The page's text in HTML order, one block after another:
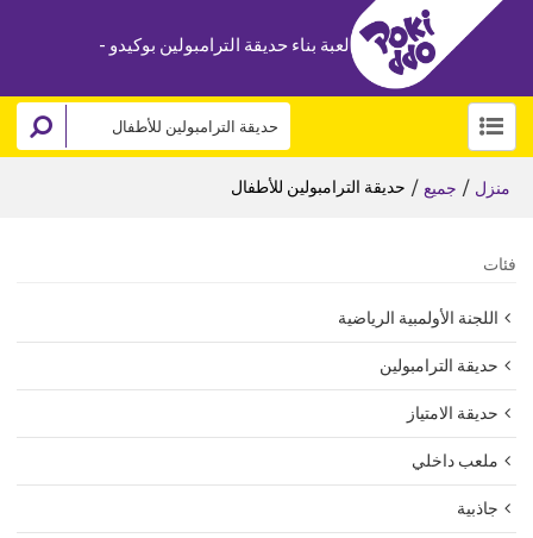
لعبة بناء حديقة الترامبولين بوكيدو -
منزل / جميع / حديقة الترامبولين للأطفال
فئات
اللجنة الأولمبية الرياضية
حديقة الترامبولين
حديقة الامتياز
ملعب داخلي
جاذبية